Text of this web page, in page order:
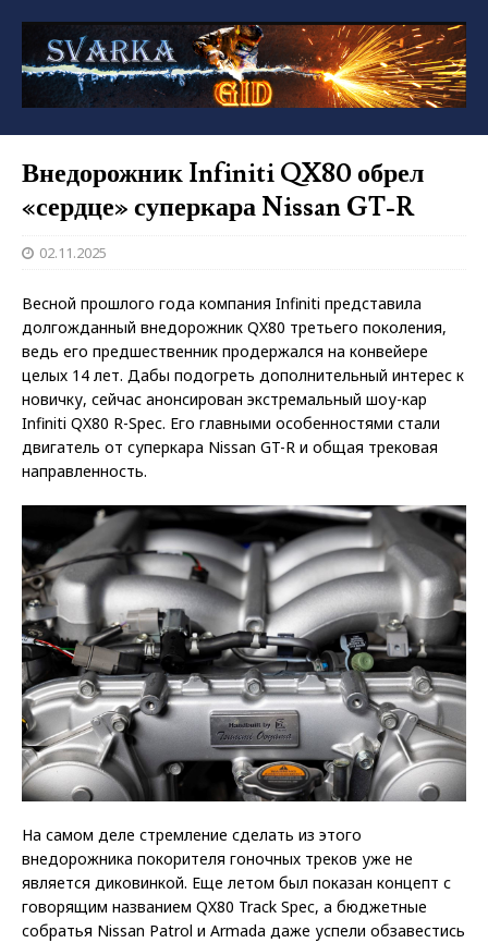
Внедорожник Infiniti QX80 обрел
«сердце» суперкара Nissan GT-R
02.11.2025
Весной прошлого года компания Infiniti представила
долгожданный внедорожник QX80 третьего поколения,
ведь его предшественник продержался на конвейере
целых 14 лет. Дабы подогреть дополнительный интерес к
новичку, сейчас анонсирован экстремальный шоу-кар
Infiniti QX80 R-Spec. Его главными особенностями стали
двигатель от суперкара Nissan GT-R и общая трековая
направленность.
На самом деле стремление сделать из этого
внедорожника покорителя гоночных треков уже не
является диковинкой. Еще летом был показан концепт с
говорящим названием QX80 Track Spec, а бюджетные
собратья Nissan Patrol и Armada даже успели обзавестись